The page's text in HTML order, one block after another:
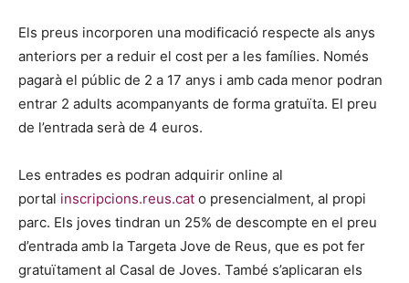
Els preus incorporen una modificació respecte als anys
anteriors per a reduir el cost per a les famílies. Només
pagarà el públic de 2 a 17 anys i amb cada menor podran
entrar 2 adults acompanyants de forma gratuïta. El preu
de l’entrada serà de 4 euros.
Les entrades es podran adquirir online al
portal inscripcions.reus.cat o presencialment, al propi
parc. Els joves tindran un 25% de descompte en el preu
d’entrada amb la Targeta Jove de Reus, que es pot fer
gratuïtament al Casal de Joves. També s’aplicaran els